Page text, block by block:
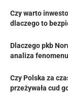
Czy warto
dlaczego to
Dlaczego pkb
analiza fenomenu
Czy Polska za
przeżywała cud